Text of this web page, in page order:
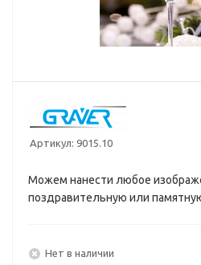
Артикул: 9015.10
Можем нанести любое
поздравительную или
Нет в наличии